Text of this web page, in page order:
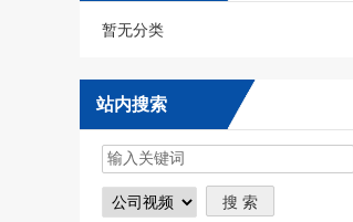
暂无分类
站内搜索